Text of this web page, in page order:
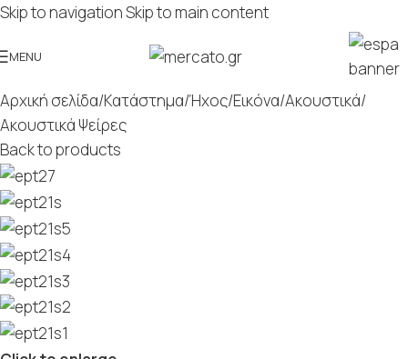
Skip to navigationSkip to main content
MENU
Αρχική σελίδα/Κατάστημα/Ήχος/Εικόνα/Ακουστικά/
Ακουστικά Ψείρες
Back to products